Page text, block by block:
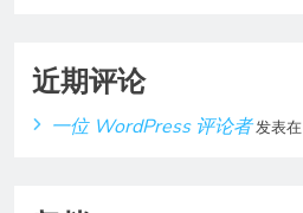
近期评论
一位 WordPress 评论者发表在